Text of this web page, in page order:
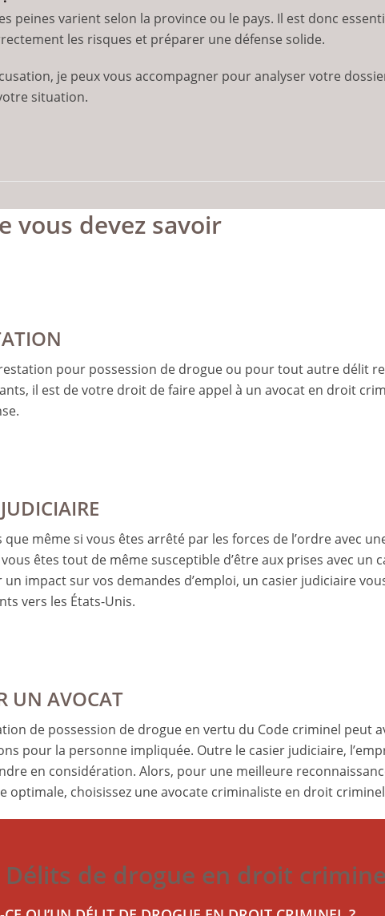
peines varient selon la province ou le pays. Il est donc
les risques et préparer une défense solide.
je peux vous accompagner pour analyser votre
situation.
vous devez savoir
pour possession de drogue ou pour tout autre délit
il est de votre droit de faire appel à un avocat en droit
que même si vous êtes arrêté par les forces de l’ordre avec
êtes tout de même susceptible d’être aux prises avec un
un impact sur vos demandes d’emploi, un casier judiciaire
vers les États-Unis.
UN AVOCAT
de possession de drogue en vertu du Code criminel peut
pour la personne impliquée. Outre le casier judiciaire,
en considération. Alors, pour une meilleure
optimale, choisissez une avocate criminaliste en droit
Délits de drogue en droit